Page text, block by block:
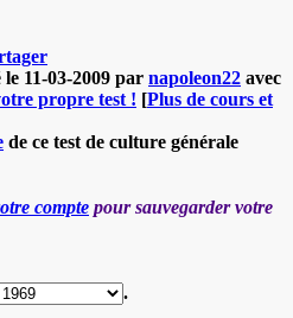
11-03-2009 par napoleon22 avec
propre test ! [Plus de cours et
de ce test de culture générale
compte pour sauvegarder votre
.